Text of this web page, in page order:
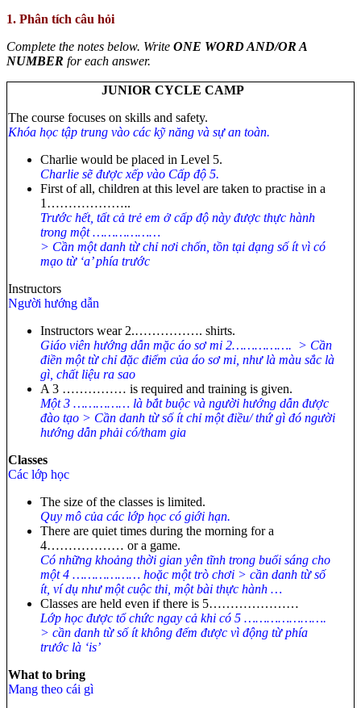
1. Phân tích câu hỏi
Complete the notes below. Write ONE WORD AND/OR A
NUMBER for each answer.
JUNIOR CYCLE CAMP
The course focuses on skills and safety.
Khóa học tập trung vào các kỹ năng và sự an toàn.
Charlie would be placed in Level 5.
Charlie sẽ được xếp vào Cấp độ 5.
First of all, children at this level are taken to practise in a
1………………..
Trước hết, tất cả trẻ em ở cấp độ này được thực hành
trong một ………………
> Cần một danh từ chỉ nơi chốn, tồn tại dạng số ít vì có
mạo từ ‘a’ phía trước
Instructors
Người hướng dẫn
Instructors wear 2.……………. shirts.
Giáo viên hướng dẫn mặc áo sơ mi 2……………. > Cần
điền một từ chỉ đặc điểm của áo sơ mi, như là màu sắc là
gì, chất liệu ra sao
A 3 …………… is required and training is given.
Một 3 …………… là bắt buộc và người hướng dẫn được
đào tạo > Cần danh từ số ít chỉ một điều/ thứ gì đó người
hướng dẫn phải có/tham gia
Classes
Các lớp học
The size of the classes is limited.
Quy mô của các lớp học có giới hạn.
There are quiet times during the morning for a
4……………… or a game.
Có những khoảng thời gian yên tĩnh trong buổi sáng cho
một 4 ……………… hoặc một trò chơi > cần danh từ số
ít, ví dụ như một cuộc thi, một bài thực hành …
Classes are held even if there is 5…………………
Lớp học được tổ chức ngay cả khi có 5 ………………….
> cần danh từ số ít không đếm được vì động từ phía
trước là ‘is’
What to bring
Mang theo cái gì